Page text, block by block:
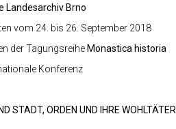
Landesarchiv Brno
vom 24. bis 26. September 2018
der Tagungsreihe Monastica historia
Konferenz
STADT, ORDEN UND IHRE WOHLTÄTER